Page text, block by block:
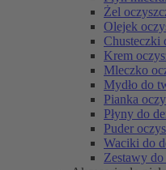
Żel
Olejek
Chusteczki
Krem
Mleczko
Mydło do
Pianka
Płyny do
Puder
Waciki do
Zestawy